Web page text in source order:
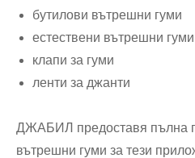
бутилови вътрешни гуми
естествени вътрешни гуми
клапи за гуми
ленти за джанти
ДЖАБИЛ предоставя пълна
вътрешни гуми за тези